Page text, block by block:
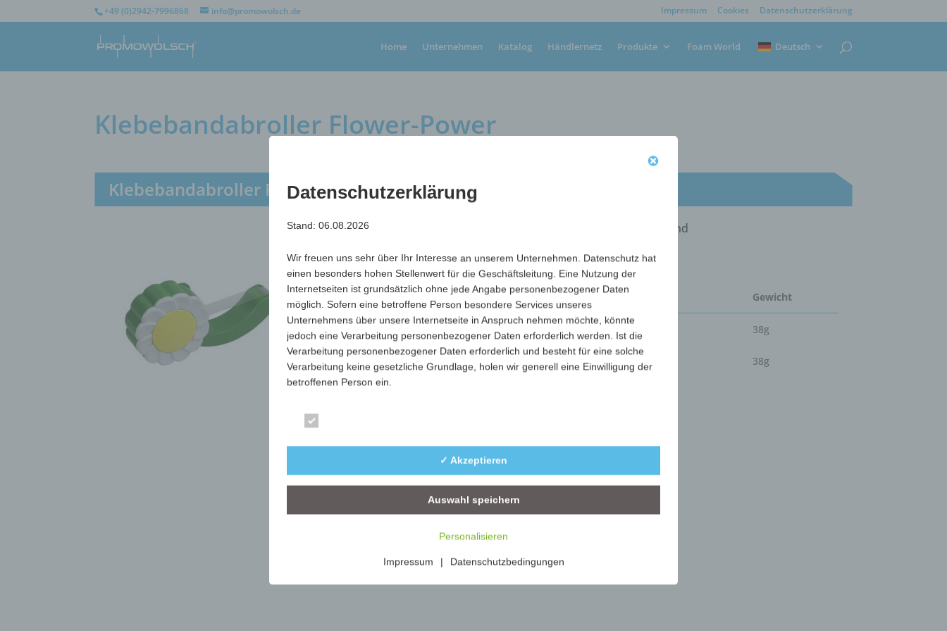
+49 (0)2942-7996868 info@promowolsch.de Impressum Cookies Datenschutzerklärung
Home Unternehmen Katalog Händlernetz Produkte Foam World Deutsch
Klebebandabroller Flower-Power
Klebebandabroller Flower-Power
Klebebandabroller im Gänseblümchen-Design inkl. 1 Rolle Klebeband
max. Werbefläche
25 mm Ø
Art.-Nr. Variante Mindestmenge Gewicht
856-02-weiß-gelb weiß-gelb 100 38g
856-05-weiß-grün weiß-grün 100 38g
Datenschutzerklärung
Stand: 06.08.2026
Wir freuen uns sehr über Ihr Interesse an unserem Unternehmen. Datenschutz hat
einen besonders hohen Stellenwert für die Geschäftsleitung. Eine Nutzung der
Internetseiten ist grundsätzlich ohne jede Angabe personenbezogener Daten
möglich. Sofern eine betroffene Person besondere Services unseres
Unternehmens über unsere Internetseite in Anspruch nehmen möchte, könnte
jedoch eine Verarbeitung personenbezogener Daten erforderlich werden. Ist die
Verarbeitung personenbezogener Daten erforderlich und besteht für eine solche
Verarbeitung keine gesetzliche Grundlage, holen wir generell eine Einwilligung der
betroffenen Person ein.
Die Verarbeitung personenbezogener Daten, beispielsweise des Namens, der
Anschrift, E-Mail-Adresse oder Telefonnummer einer betroffenen Person, erfolgt
stets im Einklang mit der Datenschutz-Grundverordnung und in Übereinstimmung
mit den für uns geltenden landesspezifischen Datenschutzbestimmungen. Mittels
dieser Datenschutzerklärung möchte unser Unternehmen die Öffentlichkeit über
personenbezogenen Daten informieren. Ferner werden betroffene Personen mittels
Wir haben als für die Verarbeitung Verantwortlicher zahlreiche technische und
organisatorische Maßnahmen umgesetzt, um einen möglichst lückenlosen Schutz
der über diese Internetseite verarbeiteten personenbezogenen Daten
✓ Akzeptieren
Auswahl speichern
Personalisieren
Impressum | Datenschutzbedingungen